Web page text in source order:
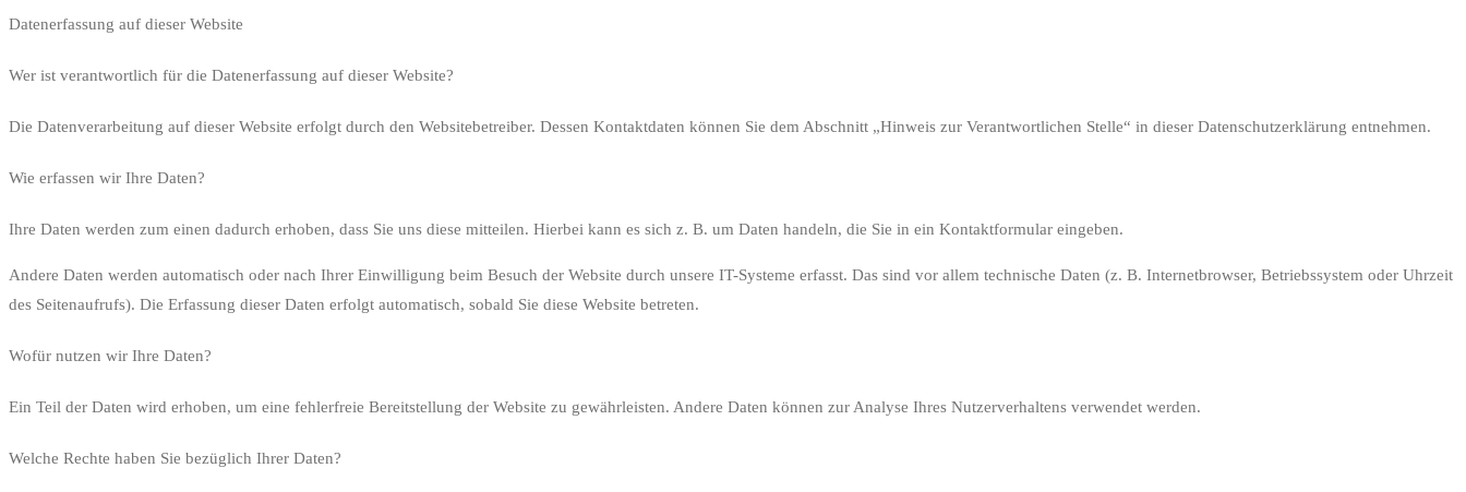
Datenerfassung auf dieser Website
Wer ist verantwortlich für die Datenerfassung auf dieser Website?
Die Datenverarbeitung auf dieser Website erfolgt durch den Websitebetreiber. Dessen Kontaktdaten können Sie dem Abschnitt „Hinweis zur Verantwortlichen Stelle“ in dieser Datenschutzerklärung entnehmen.
Wie erfassen wir Ihre Daten?
Ihre Daten werden zum einen dadurch erhoben, dass Sie uns diese mitteilen. Hierbei kann es sich z. B. um Daten handeln, die Sie in ein Kontaktformular eingeben.
Andere Daten werden automatisch oder nach Ihrer Einwilligung beim Besuch der Website durch unsere IT-Systeme erfasst. Das sind vor allem technische Daten (z. B. Internetbrowser, Betriebssystem oder Uhrzeit
des Seitenaufrufs). Die Erfassung dieser Daten erfolgt automatisch, sobald Sie diese Website betreten.
Wofür nutzen wir Ihre Daten?
Ein Teil der Daten wird erhoben, um eine fehlerfreie Bereitstellung der Website zu gewährleisten. Andere Daten können zur Analyse Ihres Nutzerverhaltens verwendet werden.
Welche Rechte haben Sie bezüglich Ihrer Daten?